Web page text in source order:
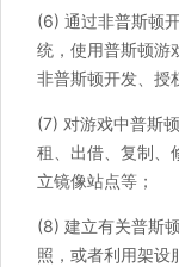
(6) 通过非普斯顿
统，使用普斯顿游
非普斯顿开发、授
(7) 对游戏中普斯
租、出借、复制、
立镜像站点等；
(8) 建立有关普斯
照，或者利用架设